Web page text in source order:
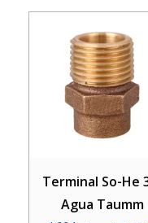
Terminal So-He
Agua Taumm